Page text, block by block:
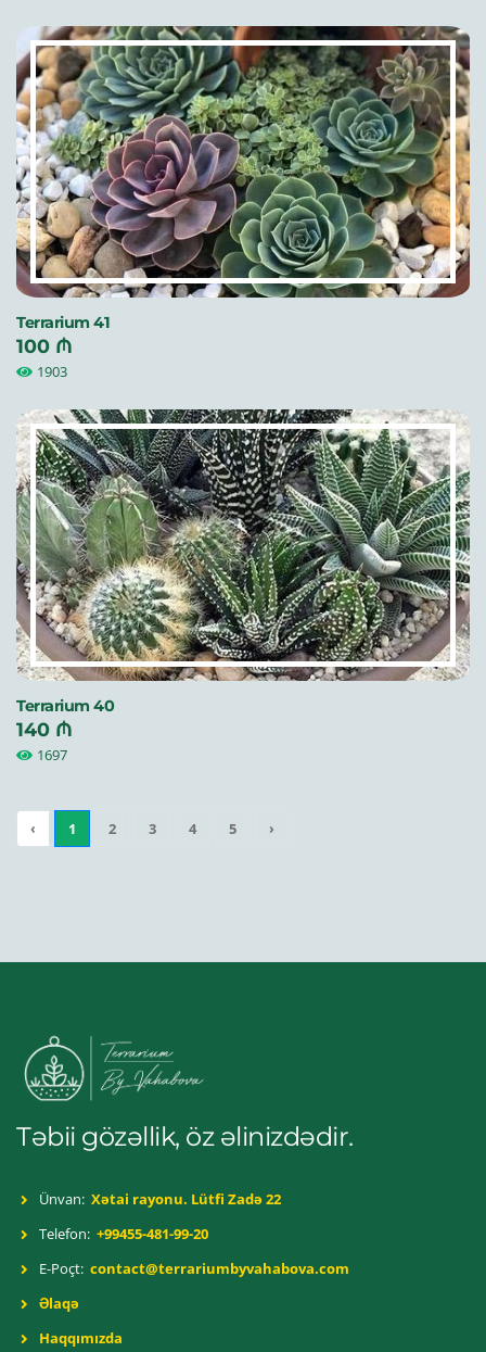
Terrarium 41
100 ₼
1903
Terrarium 40
140 ₼
1697
‹ 1 2 3 4 5 ›
Təbii gözəllik, öz əlinizdədir.
Ünvan: Xətai rayonu. Lütfi Zadə 22
Telefon: +99455-481-99-20
E-Poçt: contact@terrariumbyvahabova.com
Əlaqə
Haqqımızda